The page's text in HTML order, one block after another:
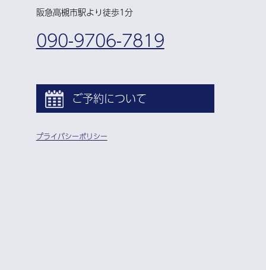
阪急高槻市駅より徒歩1分
090-9706-7819
ご予約について
プライバシーポリシー